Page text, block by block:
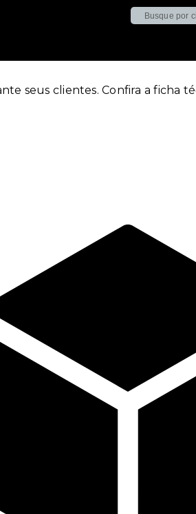
– PR – PARQUE
seus clientes. Confira a ficha